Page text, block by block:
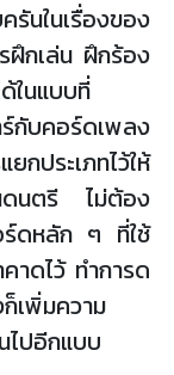
นในเรื่องของ
ฝึกเล่น ฝึกร้อง
ในแบบที่
กับคอร์ดเพลง
กประเภทไว้ให้
นดนตรี ไม่ต้อง
ร์ดหลัก ๆ ที่ใช้
าดไว้ ทำการด
เพิ่มความ
ไปอีกแบบ